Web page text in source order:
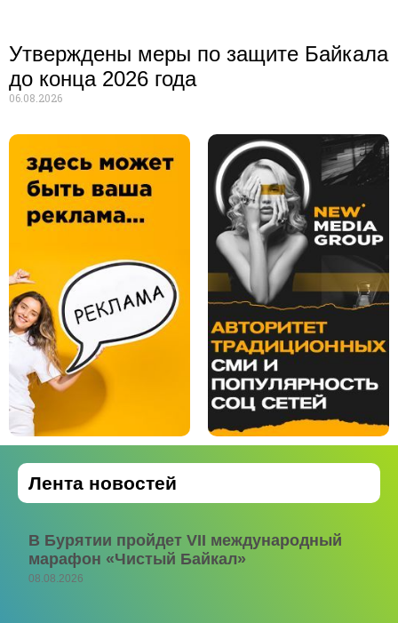
Утверждены меры по защите Байкала
до конца 2026 года
06.08.2026
Лента новостей
В Бурятии пройдет VII международный
марафон «Чистый Байкал»
08.08.2026